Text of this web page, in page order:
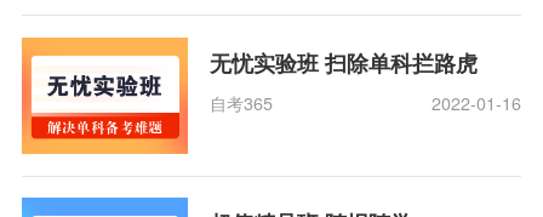
无忧实验班 扫除单科拦路虎
自考365 2022-01-16